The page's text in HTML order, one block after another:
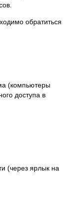
обратиться
(компьютеры
доступа в
(через ярлык на